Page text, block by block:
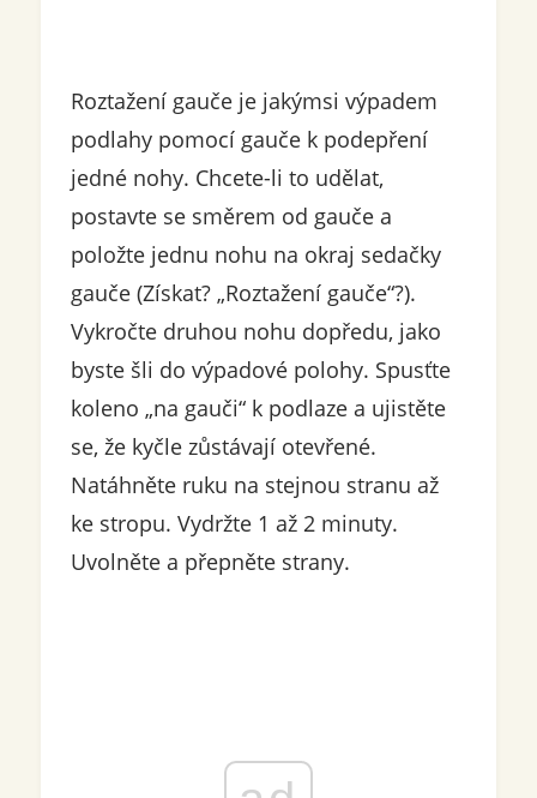
Roztažení gauče je jakýmsi výpadem
podlahy pomocí gauče k podepření
jedné nohy. Chcete-li to udělat,
postavte se směrem od gauče a
položte jednu nohu na okraj sedačky
gauče (Získat? „Roztažení gauče“?).
Vykročte druhou nohu dopředu, jako
byste šli do výpadové polohy. Spusťte
koleno „na gauči“ k podlaze a ujistěte
se, že kyčle zůstávají otevřené.
Natáhněte ruku na stejnou stranu až
ke stropu. Vydržte 1 až 2 minuty.
Uvolněte a přepněte strany.